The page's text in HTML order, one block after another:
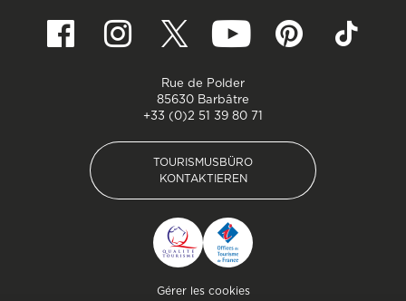
Gérer les cookies
Rue de Polder
85630 Barbâtre
+33 (0)2 51 39 80 71
TOURISMUSBÜRO
KONTAKTIEREN
TOURISMUSBÜRO
KONTAKTIEREN